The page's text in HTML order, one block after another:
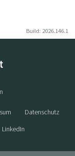
Build: 2026.146.1
Datenschutz
LinkedIn